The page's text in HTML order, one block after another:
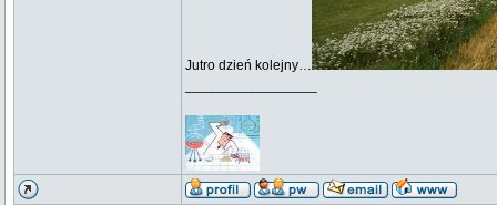
Jutro dzień kolejny…